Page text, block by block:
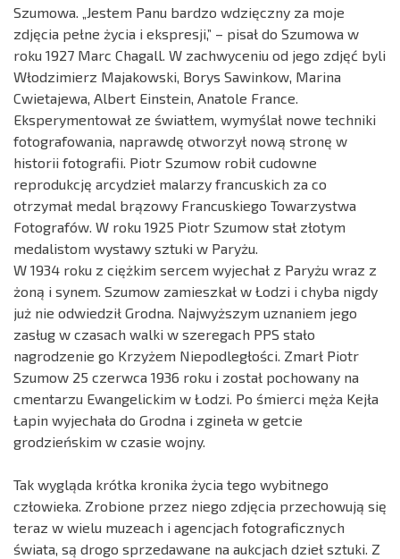
Szumowa. „Jestem Panu bardzo wdzięczny za moje
zdjęcia pełne życia i ekspresji,” – pisał do Szumowa w
roku 1927 Marc Chagall. W zachwyceniu od jego zdjęć byli
Włodzimierz Majakowski, Borys Sawinkow, Marina
Cwietajewa, Albert Einstein, Anatole France.
Eksperymentował ze światłem, wymyślał nowe techniki
fotografowania, naprawdę otworzył nową stronę w
historii fotografii. Piotr Szumow robił cudowne
reprodukcję arcydzieł malarzy francuskich za co
otrzymał medal brązowy Francuskiego Towarzystwa
Fotografów. W roku 1925 Piotr Szumow stał złotym
medalistom wystawy sztuki w Paryżu.
W 1934 roku z ciężkim sercem wyjechał z Paryżu wraz z
żoną i synem. Szumow zamieszkał w Łodzi i chyba nigdy
już nie odwiedził Grodna. Najwyższym uznaniem jego
zasług w czasach walki w szeregach PPS stało
nagrodzenie go Krzyżem Niepodległości. Zmarł Piotr
Szumow 25 czerwca 1936 roku i został pochowany na
cmentarzu Ewangelickim w Łodzi. Po śmierci męża Kejła
Łapin wyjechała do Grodna i zgineła w getcie
grodzieńskim w czasie wojny.
Tak wygląda krótka kronika życia tego wybitnego
człowieka. Zrobione przez niego zdjęcia przechowują się
teraz w wielu muzeach i agencjach fotograficznych
świata, są drogo sprzedawane na aukcjach dzieł sztuki. Z